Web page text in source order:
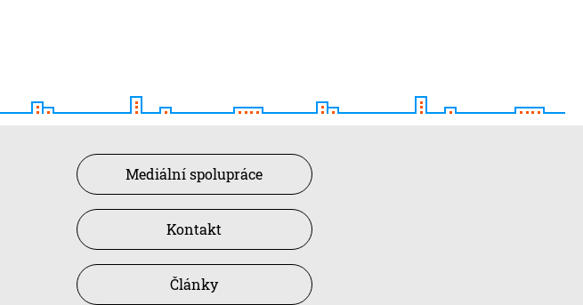
Mediální spolupráce
Kontakt
Články